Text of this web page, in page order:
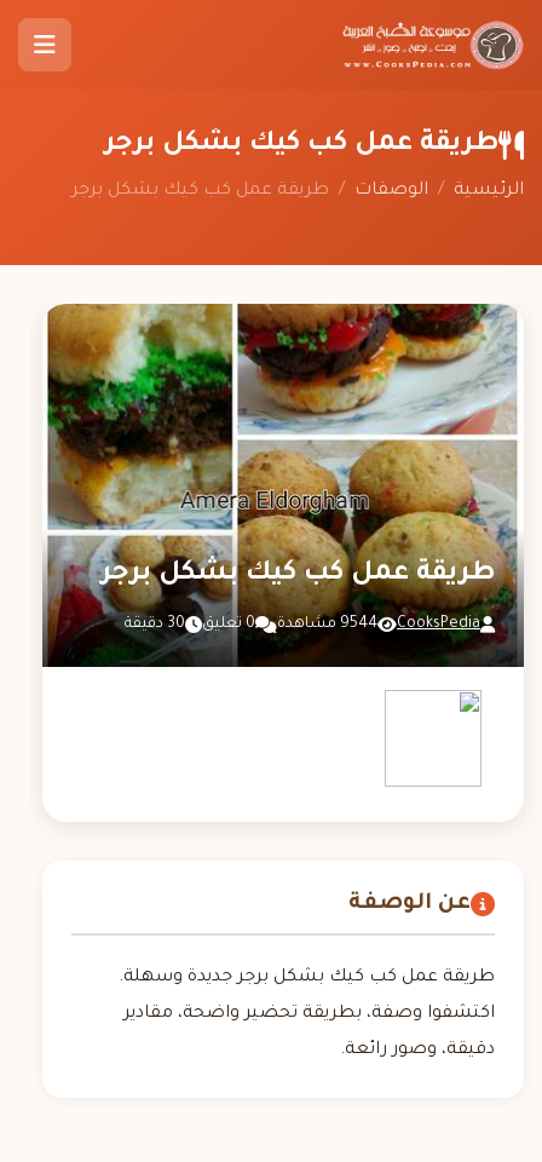
طريقة عمل كب كيك بشكل برجر
الرئيسية / الوصفات / طريقة عمل كب كيك بشكل برجر
طريقة عمل كب كيك بشكل برجر
CooksPedia 9544 مشاهدة 0 تعليق 30 دقيقة
عن الوصفة
طريقة عمل كب كيك بشكل برجر جديدة وسهلة.
اكتشفوا وصفة، بطريقة تحضير واضحة، مقادير
دقيقة، وصور رائعة.